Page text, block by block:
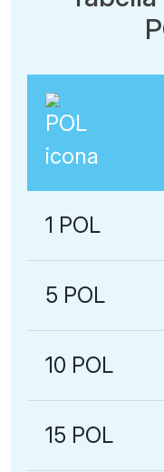
1 POL
5 POL
10 POL
15 POL